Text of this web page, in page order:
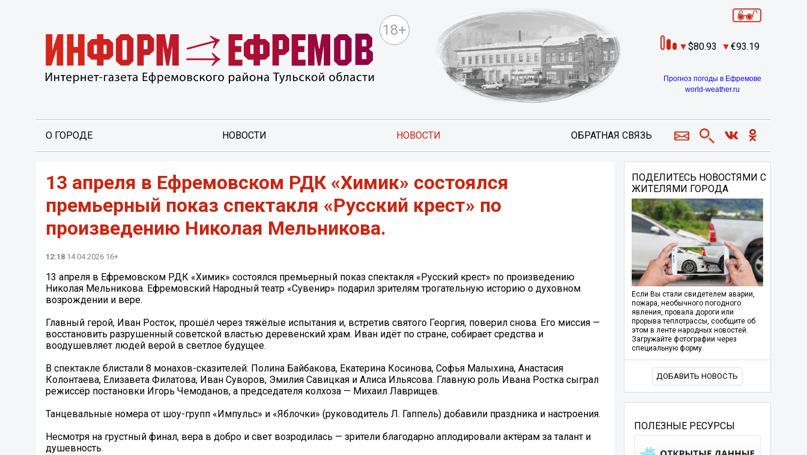
18+
80.93 93.19
Прогноз погоды в Ефремове
world-weather.ru
О ГОРОДЕ НОВОСТИ НОВОСТИ ОБРАТНАЯ СВЯЗЬ
13 апреля в Ефремовском РДК «Химик» состоялся
премьерный показ спектакля «Русский крест» по
произведению Николая Мельникова.
12:18 14.04.2026 16+
13 апреля в Ефремовском РДК «Химик» состоялся премьерный показ спектакля «Русский крест» по произведению
Николая Мельникова. Ефремовский Народный театр «Сувенир» подарил зрителям трогательную историю о духовном
возрождении и вере.
Главный герой, Иван Росток, прошёл через тяжёлые испытания и, встретив святого Георгия, поверил снова. Его миссия —
восстановить разрушенный советской властью деревенский храм. Иван идёт по стране, собирает средства и
воодушевляет людей верой в светлое будущее.
В спектакле блистали 8 монахов-сказителей: Полина Байбакова, Екатерина Косинова, Софья Малыхина, Анастасия
Колонтаева, Елизавета Филатова, Иван Суворов, Эмилия Савицкая и Алиса Ильясова. Главную роль Ивана Ростка сыграл
режиссёр постановки Игорь Чемоданов, а председателя колхоза — Михаил Лаврищев.
Танцевальные номера от шоу-групп «Импульс» и «Яблочки» (руководитель Л. Гаппель) добавили праздника и настроения.
Несмотря на грустный финал, вера в добро и свет возродилась — зрители благодарно аплодировали актёрам за талант и
душевность.
ПОДЕЛИТЕСЬ НОВОСТЯМИ С
ЖИТЕЛЯМИ ГОРОДА
Если Вы стали свидетелем аварии,
пожара, необычного погодного
явления, провала дороги или
прорыва теплотрассы, сообщите об
этом в ленте народных новостей.
Загружайте фотографии через
специальную форму.
ДОБАВИТЬ НОВОСТЬ
ПОЛЕЗНЫЕ РЕСУРСЫ